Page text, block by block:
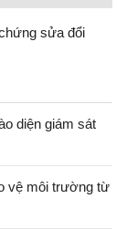
sửa đổi
diện giám sát
vệ môi trường từ